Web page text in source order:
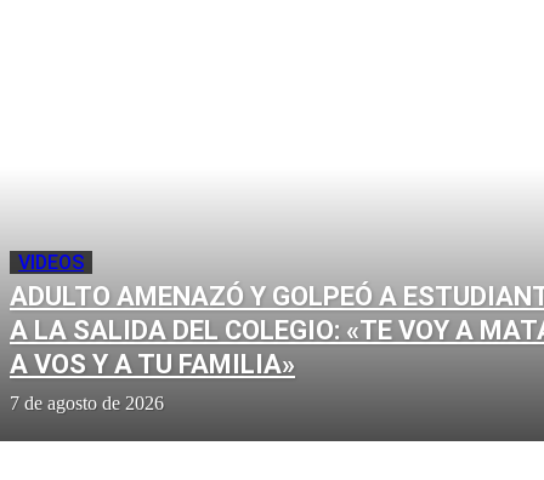
VIDEOS
ADULTO AMENAZÓ Y GOLPEÓ A
A LA SALIDA DEL COLEGIO: «TE VOY A
A VOS Y A TU FAMILIA»
7 de agosto de 2026